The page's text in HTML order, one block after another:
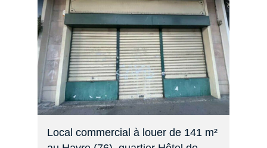
Local commercial à louer de 141 m²